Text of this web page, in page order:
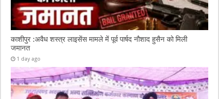
काशीपुर :अवैध शस्त्र लाइसेंस मामले में पूर्व पार्षद नौशाद हुसैन को मिली
जमानत
1 day ago